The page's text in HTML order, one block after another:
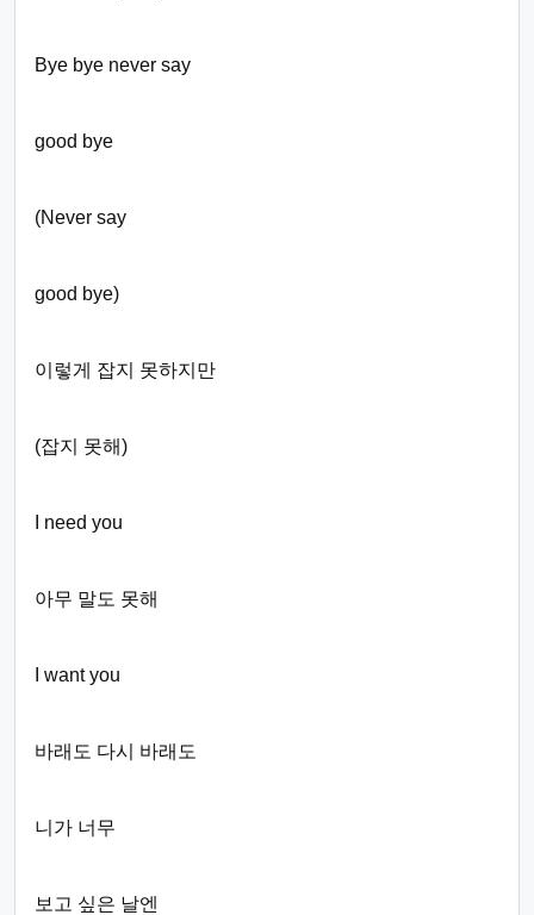
Bye bye never say
good bye
(Never say
good bye)
이렇게 잡지 못하지만
(잡지 못해)
I need you
아무 말도 못해
I want you
바래도 다시 바래도
니가 너무
보고 싶은 날엔